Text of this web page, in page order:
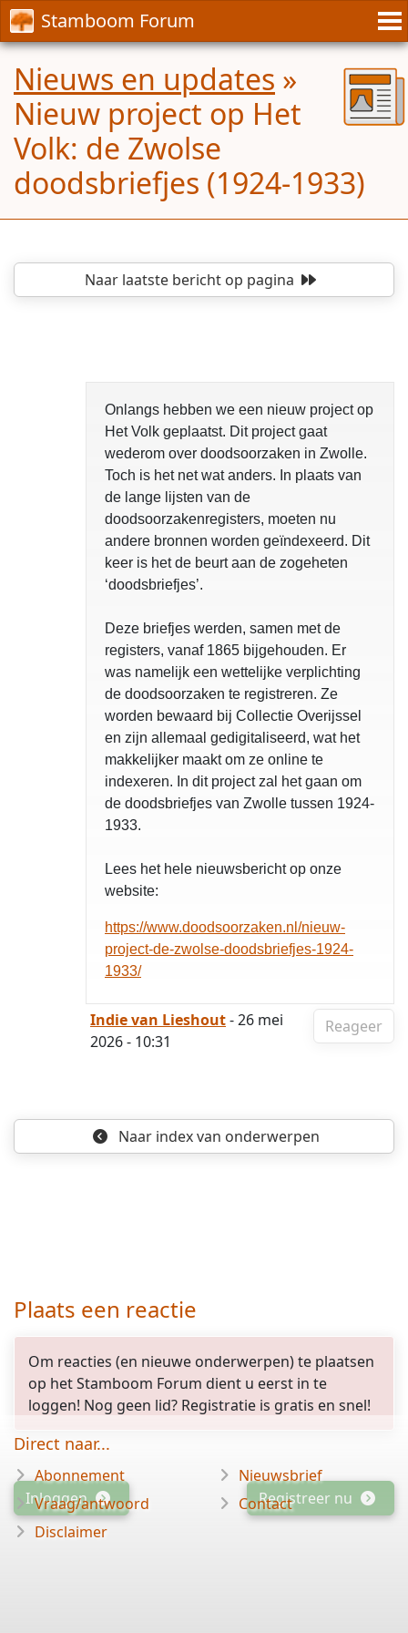
Stamboom Forum
Nieuws en updates »
Nieuw project op Het
Volk: de Zwolse
doodsbriefjes (1924-1933)
Naar laatste berichtop pagina
Onlangs hebben we een nieuw project op
Het Volk geplaatst. Dit project gaat
wederom over doodsoorzaken in Zwolle.
Toch is het net wat anders. In plaats van
de lange lijsten van de
doodsoorzakenregisters, moeten nu
andere bronnen worden geïndexeerd. Dit
keer is het de beurt aan de zogeheten
‘doodsbriefjes’.
Deze briefjes werden, samen met de
registers, vanaf 1865 bijgehouden. Er
was namelijk een wettelijke verplichting
de doodsoorzaken te registreren. Ze
worden bewaard bij Collectie Overijssel
en zijn allemaal gedigitaliseerd, wat het
makkelijker maakt om ze online te
indexeren. In dit project zal het gaan om
de doodsbriefjes van Zwolle tussen 1924-
1933.
Lees het hele nieuwsbericht op onze
website:
https://www.doodsoorzaken.nl/nieuw-
project-de-zwolse-doodsbriefjes-1924-
1933/
Reageer
Indie van Lieshout- 26 mei
2026 - 10:31
Naar indexvan onderwerpen
Plaats een reactie
Om reacties (en nieuwe onderwerpen) te plaatsen
op het Stamboom Forum dient u eerst in te
loggen! Nog geen lid? Registratie is gratis en snel!
Inloggen Registreer nu
Direct naar...
Abonnement
Vraag/antwoord
Disclaimer
Nieuwsbrief
Contact